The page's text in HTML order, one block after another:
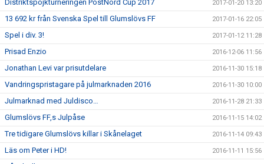
Distriktspojkturneringen PostNord Cup 2017 2017-01-20 13:20
13 692 kr från Svenska Spel till Glumslövs FF 2017-01-16 22:05
Spel i div. 3! 2017-01-12 11:28
Prisad Enzio 2016-12-06 11:56
Jonathan Levi var prisutdelare 2016-11-30 15:18
Vandringspristagare på julmarknaden 2016 2016-11-30 10:00
Julmarknad med Juldisco… 2016-11-28 21:33
Glumslövs FF,s Julpåse 2016-11-15 14:02
Tre tidigare Glumslövs killar i Skånelaget 2016-11-14 09:43
Läs om Peter i HD! 2016-11-11 15:56